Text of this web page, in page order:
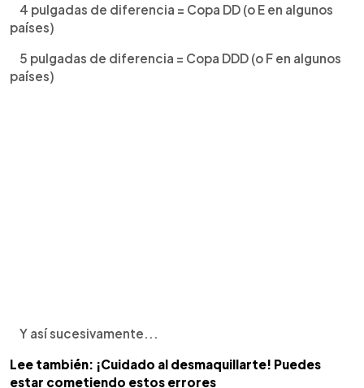
4 pulgadas de diferencia = Copa DD (o E en algunos
países)
5 pulgadas de diferencia = Copa DDD (o F en algunos
países)
Y así sucesivamente...
Lee también: ¡Cuidado al desmaquillarte! Puedes
estar cometiendo estos errores